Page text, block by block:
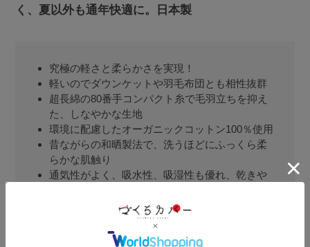
く、夏以外も通年快適に。日本製
究極の軽さと柔らかさを実現！
軽いのでダウンケットや羽毛布団とも相性抜群
超長綿の80番手コンパクト糸で毛羽立ちを抑え
た、しなやかな生地
環境に配慮したオーガニックコットン100％使用
昔ながらの和晒製法で、洗うほどにふっくら柔
らかな肌触り
通気性がよく、吸水性、吸湿性も優れ、乾きや